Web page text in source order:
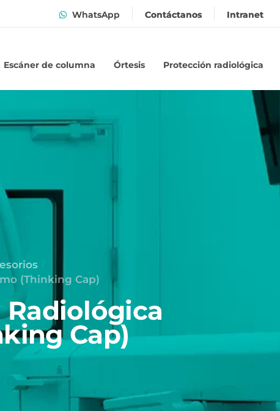
WhatsApp Contáctanos Intranet
Escáner de columna Órtesis Protección radiológica
(Thinking Cap)
Cap)